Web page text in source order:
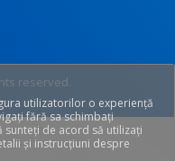
reserved.
utilizatorilor o experiență
fără sa schimbați
de acord să utilizați
și instrucțiuni despre